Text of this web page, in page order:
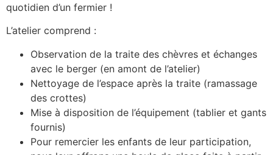
quotidien d’un fermier !
L’atelier comprend :
Observation de la traite des chèvres et échanges
avec le berger (en amont de l’atelier)
Nettoyage de l’espace après la traite (ramassage
des crottes)
Mise à disposition de l’équipement (tablier et gants
fournis)
Pour remercier les enfants de leur participation,